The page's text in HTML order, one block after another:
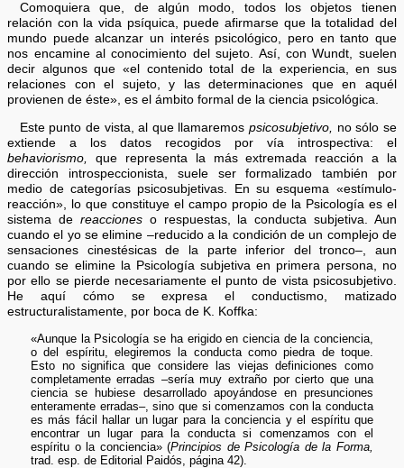
Comoquiera que, de algún modo, todos los objetos tienen
relación con la vida psíquica, puede afirmarse que la totalidad del
mundo puede alcanzar un interés psicológico, pero en tanto que
nos encamine al conocimiento del sujeto. Así, con Wundt, suelen
decir algunos que «el contenido total de la experiencia, en sus
relaciones con el sujeto, y las determinaciones que en aquél
provienen de éste», es el ámbito formal de la ciencia psicológica.
Este punto de vista, al que llamaremospsicosubjetivo, no sólo se
extiende a los datos recogidos por vía introspectiva: el
behaviorismo, que representa la más extremada reacción a la
dirección introspeccionista, suele ser formalizado también por
medio de categorías psicosubjetivas. En su esquema «estímulo-
reacción», lo que constituye el campo propio de la Psicología es el
sistema de reaccioneso respuestas, la conducta subjetiva. Aun
cuando el yo se elimine –reducido a la condición de un complejo de
sensaciones cinestésicas de la parte inferior del tronco–, aun
cuando se elimine la Psicología subjetiva en primera persona, no
por ello se pierde necesariamente el punto de vista psicosubjetivo.
He aquí cómo se expresa el conductismo, matizado
estructuralistamente, por boca de K. Koffka:
«Aunque la Psicología se ha erigido en ciencia de la conciencia,
o del espíritu, elegiremos la conducta como piedra de toque.
Esto no significa que considere las viejas definiciones como
completamente erradas –sería muy extraño por cierto que una
ciencia se hubiese desarrollado apoyándose en presunciones
enteramente erradas–, sino que si comenzamos con la conducta
es más fácil hallar un lugar para la conciencia y el espíritu que
encontrar un lugar para la conducta si comenzamos con el
espíritu o la conciencia» (Principios de Psicología de la Forma,
trad. esp. de Editorial Paidós, página 42).